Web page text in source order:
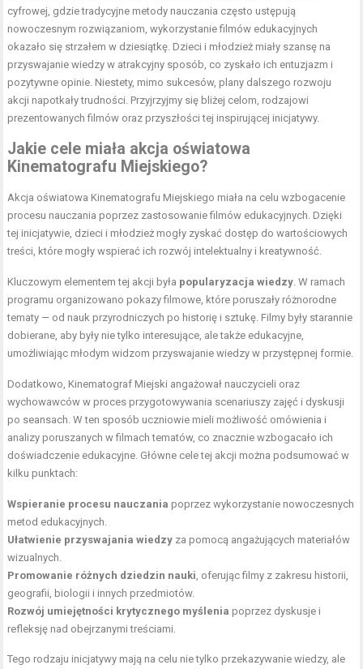
cyfrowej, gdzie tradycyjne metody nauczania często ustępują
nowoczesnym rozwiązaniom, wykorzystanie filmów edukacyjnych
okazało się strzałem w dziesiątkę. Dzieci i młodzież miały szansę na
przyswajanie wiedzy w atrakcyjny sposób, co zyskało ich entuzjazm i
pozytywne opinie. Niestety, mimo sukcesów, plany dalszego rozwoju
akcji napotkały trudności. Przyjrzyjmy się bliżej celom, rodzajowi
prezentowanych filmów oraz przyszłości tej inspirującej inicjatywy.
Jakie cele miała akcja oświatowa
Kinematografu Miejskiego?
Akcja oświatowa Kinematografu Miejskiego miała na celu wzbogacenie
procesu nauczania poprzez zastosowanie filmów edukacyjnych. Dzięki
tej inicjatywie, dzieci i młodzież mogły zyskać dostęp do wartościowych
treści, które mogły wspierać ich rozwój intelektualny i kreatywność.
Kluczowym elementem tej akcji była popularyzacja wiedzy . W ramach
programu organizowano pokazy filmowe, które poruszały różnorodne
tematy — od nauk przyrodniczych po historię i sztukę. Filmy były starannie
dobierane, aby były nie tylko interesujące, ale także edukacyjne,
umożliwiając młodym widzom przyswajanie wiedzy w przystępnej formie.
Dodatkowo, Kinematograf Miejski angażował nauczycieli oraz
wychowawców w proces przygotowywania scenariuszy zajęć i dyskusji
po seansach. W ten sposób uczniowie mieli możliwość omówienia i
analizy poruszanych w filmach tematów, co znacznie wzbogacało ich
doświadczenie edukacyjne. Główne cele tej akcji można podsumować w
kilku punktach:
Wspieranie procesu nauczania poprzez wykorzystanie nowoczesnych
metod edukacyjnych.
Ułatwienie przyswajania wiedzy za pomocą angażujących materiałów
wizualnych.
Promowanie różnych dziedzin nauki , oferując filmy z zakresu historii,
geografii, biologii i innych przedmiotów.
Rozwój umiejętności krytycznego myślenia poprzez dyskusje i
refleksję nad obejrzanymi treściami.
Tego rodzaju inicjatywy mają na celu nie tylko przekazywanie wiedzy, ale